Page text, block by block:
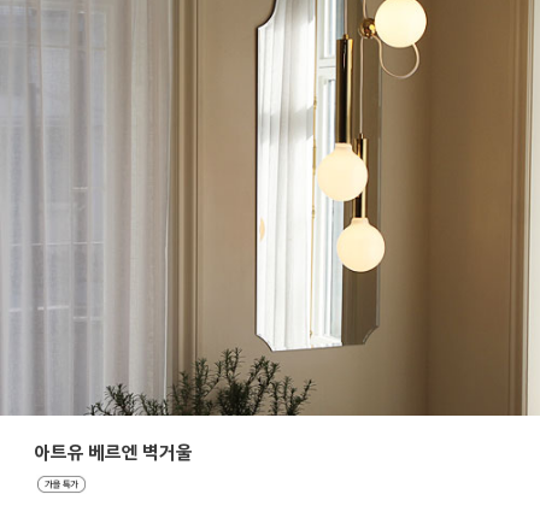
아트유 베르엔 벽거울